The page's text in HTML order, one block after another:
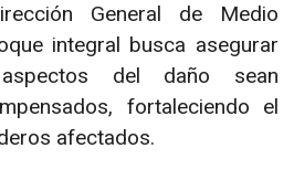
General de Medio
integral busca asegurar
del daño sean
fortaleciendo el
afectados.